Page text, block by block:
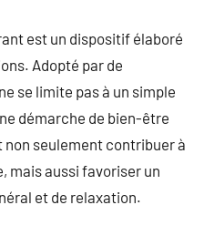
est un dispositif élaboré
Adopté par de
se limite pas à un simple
démarche de bien-être
non seulement contribuer à
mais aussi favoriser un
et de relaxation.